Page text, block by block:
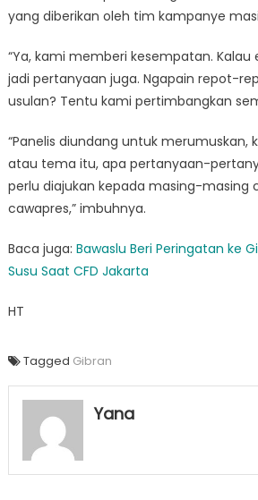
yang diberikan oleh tim kampanye
“Ya, kami memberi kesempatan.
jadi pertanyaan juga. Ngapain repot-
usulan? Tentu kami pertimbangkan
“Panelis diundang untuk merumuskan,
atau tema itu, apa pertanyaan-
perlu diajukan kepada masing-masing
cawapres,” imbuhnya.
Baca juga: Bawaslu Beri Peringatan ke
Susu Saat CFD Jakarta
HT
Tagged Gibran
Yana